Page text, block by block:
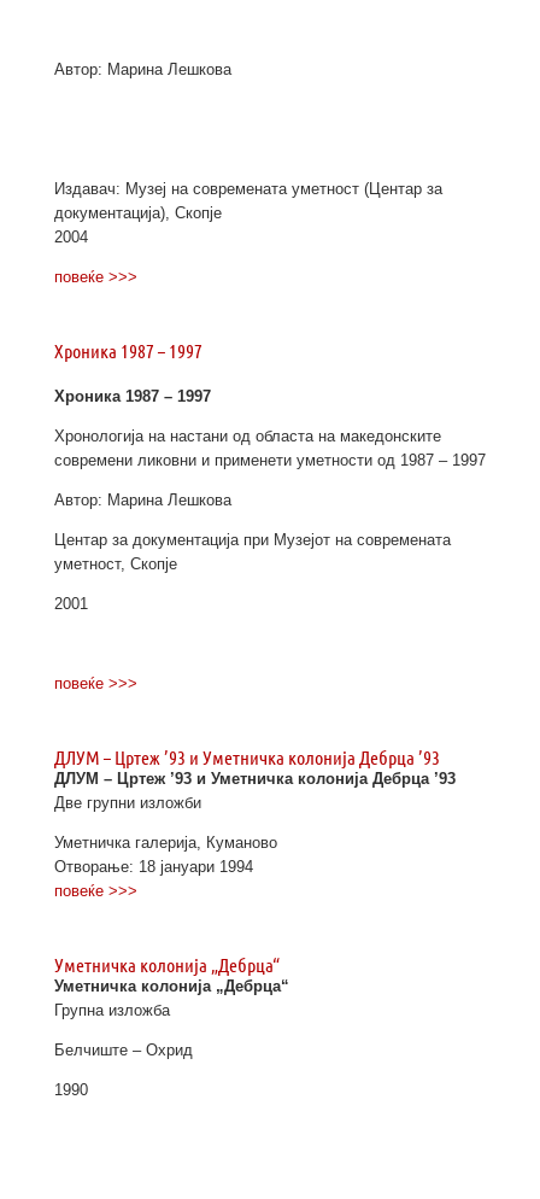
Автор: Марина Лешкова
Издавач: Музеј на современата уметност (Центар за
документација), Скопје
2004
повеќе >>>
Хроника 1987 – 1997
Хроника 1987 – 1997
Хронологија на настани од областа на македонските
современи ликовни и применети уметности од 1987 – 1997
Автор: Марина Лешкова
Центар за документација при Музејот на современата
уметност, Скопје
2001
повеќе >>>
ДЛУМ – Цртеж ’93 и Уметничка колонија Дебрца ’93
ДЛУМ – Цртеж ’93 и Уметничка колонија Дебрца ’93
Две групни изложби
Уметничка галерија, Куманово
Отворање: 18 јануари 1994
повеќе >>>
Уметничка колонија „Дебрца“
Уметничка колонија „Дебрца“
Групна изложба
Белчиште – Охрид
1990